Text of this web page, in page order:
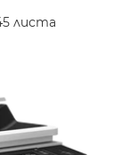
листа